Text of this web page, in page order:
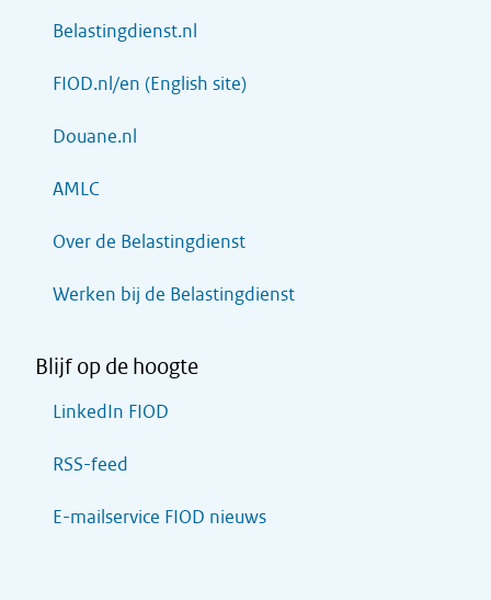
Belastingdienst.nl
FIOD.nl/en (English site)
Douane.nl
AMLC
Over de Belastingdienst
Werken bij de Belastingdienst
Blijf op de hoogte
LinkedIn FIOD
RSS-feed
E-mailservice FIOD nieuws